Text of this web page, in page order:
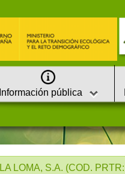
Información pública
LOMA, S.A. (COD.